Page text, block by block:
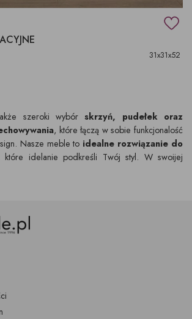
31x31x52
szeroki wybórskrzyń, pudełek oraz
, które łączą w sobie funkcjonalość
Nasze meble to idealne rozwiązanie do
które idelanie podkreśli Twój styl. W swoijej